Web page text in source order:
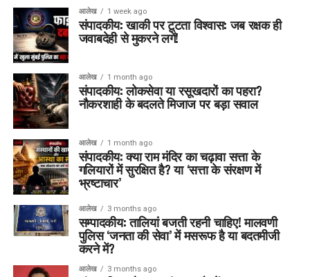
आलेख 1 week ago
संपादकीय: खाकी पर टूटता विश्वास: जब रक्षक ही
जवाबदेही से मुकरने लगें!
आलेख 1 month ago
संपादकीय: लोकसेवा या रसूखदारों का पहरा?
नौकरशाही के बदलते मिजाज पर बड़ा सवाल
आलेख 1 month ago
संपादकीय: क्या राम मंदिर का चढ़ावा सत्ता के
गलियारों में सुरक्षित है? या ‘सत्ता के संरक्षण में
भ्रष्टाचार’
आलेख 3 months ago
सम्पादकीय: तालियां बजती रहनी चाहिए! मालवणी
पुलिस ‘जनता की सेवा’ में मसरूफ है या बदतमीजी
करने में?
आलेख 3 months ago